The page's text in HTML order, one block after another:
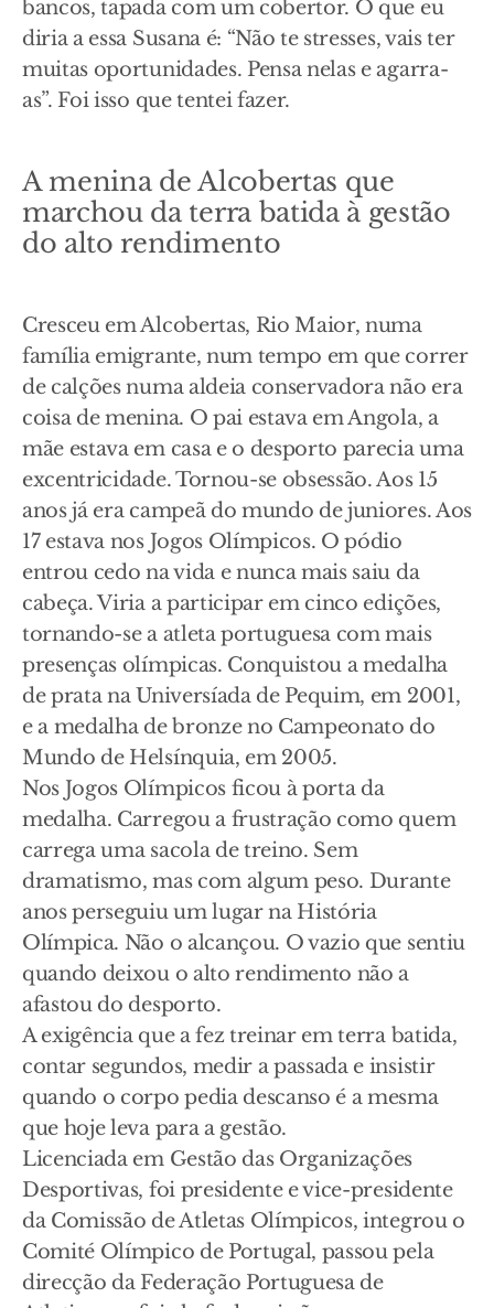
bancos, tapada com um cobertor. O que eu
diria a essa Susana é: “Não te stresses, vais ter
muitas oportunidades. Pensa nelas e agarra-
as”. Foi isso que tentei fazer.
A menina de Alcobertas que
marchou da terra batida à gestão
do alto rendimento
Cresceu em Alcobertas, Rio Maior, numa
família emigrante, num tempo em que correr
de calções numa aldeia conservadora não era
coisa de menina. O pai estava em Angola, a
mãe estava em casa e o desporto parecia uma
excentricidade. Tornou-se obsessão. Aos 15
anos já era campeã do mundo de juniores. Aos
17 estava nos Jogos Olímpicos. O pódio
entrou cedo na vida e nunca mais saiu da
cabeça. Viria a participar em cinco edições,
tornando-se a atleta portuguesa com mais
presenças olímpicas. Conquistou a medalha
de prata na Universíada de Pequim, em 2001,
e a medalha de bronze no Campeonato do
Mundo de Helsínquia, em 2005.
Nos Jogos Olímpicos ficou à porta da
medalha. Carregou a frustração como quem
carrega uma sacola de treino. Sem
dramatismo, mas com algum peso. Durante
anos perseguiu um lugar na História
Olímpica. Não o alcançou. O vazio que sentiu
quando deixou o alto rendimento não a
afastou do desporto.
A exigência que a fez treinar em terra batida,
contar segundos, medir a passada e insistir
quando o corpo pedia descanso é a mesma
que hoje leva para a gestão.
Licenciada em Gestão das Organizações
Desportivas, foi presidente e vice-presidente
da Comissão de Atletas Olímpicos, integrou o
Comité Olímpico de Portugal, passou pela
direcção da Federação Portuguesa de